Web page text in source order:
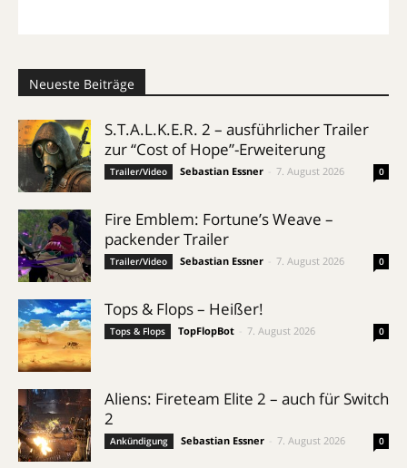
Neueste Beiträge
S.T.A.L.K.E.R. 2 – ausführlicher Trailer
zur “Cost of Hope”-Erweiterung
Trailer/Video Sebastian Essner 7. August 2026 0
Fire Emblem: Fortune’s Weave –
packender Trailer
Trailer/Video Sebastian Essner 7. August 2026 0
Tops & Flops – Heißer!
Tops & Flops TopFlopBot 7. August 2026 0
Aliens: Fireteam Elite 2 – auch für Switch
2
Ankündigung Sebastian Essner 7. August 2026 0